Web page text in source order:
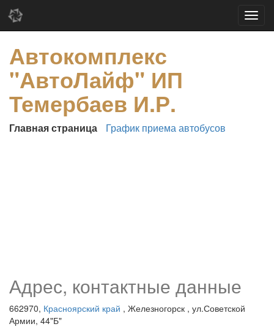
Автокомплекс
"АвтоЛайф" ИП
Темербаев И.Р.
Главная страница График приема автобусов
Адрес, контактные данные
662970, Красноярский край , Железногорск , ул.Советской
Армии, 44"Б"